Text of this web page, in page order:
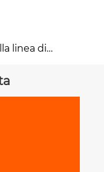
linea di